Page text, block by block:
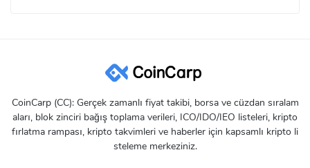
CoinCarp (CC): Gerçek zamanlı fiyat takibi, borsa ve cüzdan sıralam
aları, blok zinciri bağış toplama verileri, ICO/IDO/IEO listeleri, kripto
fırlatma rampası, kripto takvimleri ve haberler için kapsamlı kripto li
steleme merkeziniz.